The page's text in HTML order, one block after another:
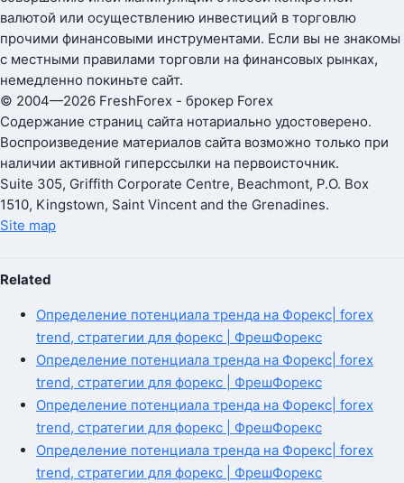
валютой или осуществлению инвестиций в торговлю
прочими финансовыми инструментами. Если вы не знакомы
с местными правилами торговли на финансовых рынках,
немедленно покиньте сайт.
© 2004—2026 FreshForex - брокер Forex
Содержание страниц сайта нотариально удостоверено.
Воспроизведение материалов сайта возможно только при
наличии активной гиперссылки на первоисточник.
Suite 305, Griffith Corporate Centre, Beachmont, P.O. Box
1510, Kingstown, Saint Vincent and the Grenadines.
Site map
Related
Определение потенциала тренда на Форекс| forex
trend, стратегии для форекс | ФрешФорекс
Определение потенциала тренда на Форекс| forex
trend, стратегии для форекс | ФрешФорекс
Определение потенциала тренда на Форекс| forex
trend, стратегии для форекс | ФрешФорекс
Определение потенциала тренда на Форекс| forex
trend, стратегии для форекс | ФрешФорекс